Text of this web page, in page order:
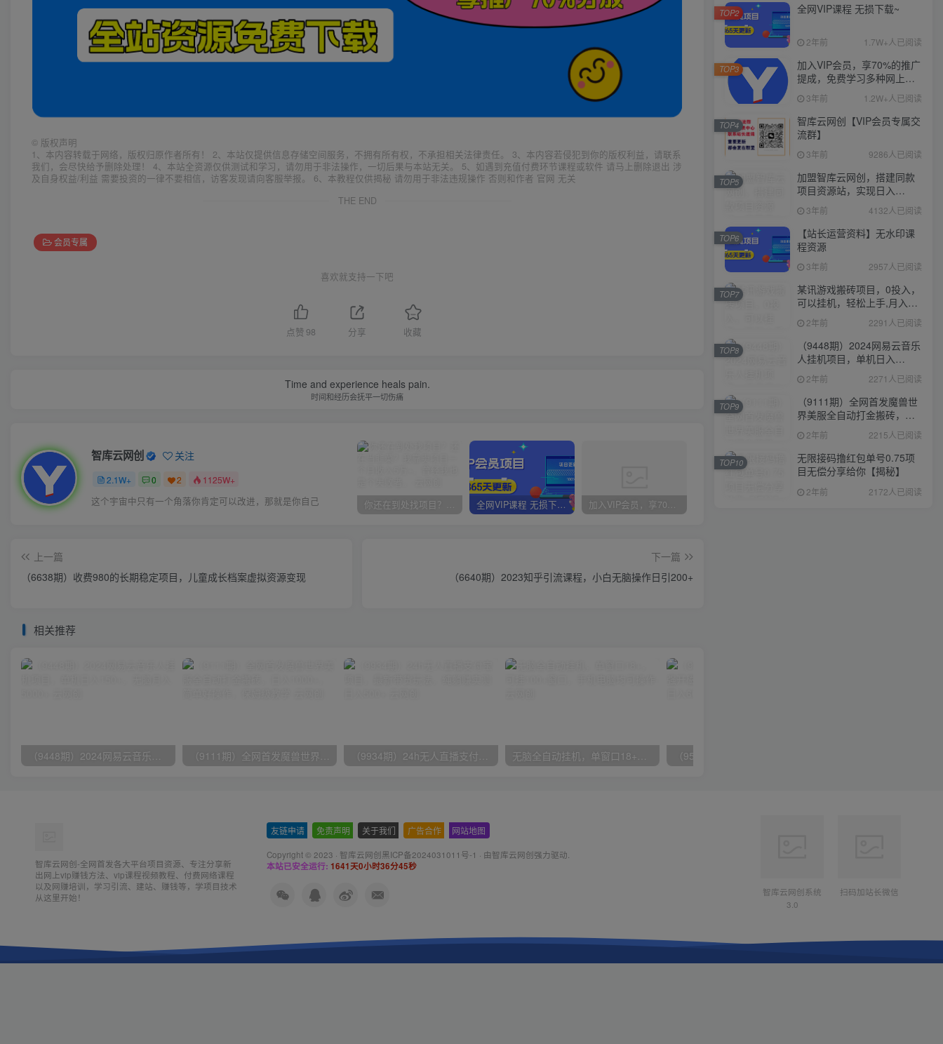
© 版权声明
1、本内容转载于网络，版权归原作者所有！ 2、本站仅提供信息存储空间服务，不拥有所有权，不承担相关法律责任。 3、本内容若侵犯到你的版权利益，请联系
我们，会尽快给予删除处理！ 4、本站全资源仅供测试和学习，请勿用于非法操作，一切后果与本站无关。 5、如遇到充值付费环节课程或软件 请马上删除退出 涉
及自身权益/利益 需要投资的一律不要相信，访客发现请向客服举报。 6、本教程仅供揭秘 请勿用于非法违规操作 否则和作者 官网 无关
THE END
会员专属
喜欢就支持一下吧
点赞 98 分享 收藏
Time and experience heals pain.
时间和经历会抚平一切伤痛
智库云网创 关注
2.1W+ 0 2 1125W+
这个宇宙中只有一个角落你肯定可以改进，那就是你自己 你还在到处找项目？还在当韭菜？我靠卖项目一个月收入5万+，曾经我也是个失败者。 全网VIP课程 无损下载~ 加入VIP会员，享70%的推广提成，免费学习多种网上创业课程，菜鸟秒变大神！
上一篇
（6638期）收费980的长期稳定项目，儿童成长档案虚拟资源变现
下一篇
（6640期）2023知乎引流课程，小白无脑操作日引200+
相关推荐
（9448期）2024网易云音乐人挂机项目，单机日入150+，无脑月入5000+ （9111期）全网首发魔兽世界美服全自动打金搬砖，日入1000+，简单好操作，保姆级教学 （9934期）24h无人直播支付宝项目，最新带货玩法，纯躺赚实测日入500+ 无脑全自动挂机，单窗口18+，可挂100+窗口，手机电脑均可操作
全网VIP课程 无损下载~
2年前 1.7W+人已阅读
TOP2
加入VIP会员，享70%的推广
提成，免费学习多种网上创
业课程，菜鸟秒变大神！
3年前 1.2W+人已阅读
TOP3
智库云网创【VIP会员专属交
流群】
3年前 9286人已阅读
TOP4
加盟智库云网创，搭建同款
项目资源站，实现日入
2000+
3年前 4132人已阅读
TOP5
【站长运营资料】无水印课
程资源
3年前 2957人已阅读
TOP6
某讯游戏搬砖项目，0投入，
可以挂机，轻松上手,月入
3000+上不封顶
2年前 2291人已阅读
TOP7
（9448期）2024网易云音乐
人挂机项目，单机日入
150+，无脑月入5000+
2年前 2271人已阅读
TOP8
（9111期）全网首发魔兽世
界美服全自动打金搬砖，日
入1000+，简单好操作，保
姆级教学
2年前 2215人已阅读
TOP9
无限接码撸红包单号0.75项
目无偿分享给你【揭秘】
2年前 2172人已阅读
TOP10
智库云网创-全网首发各大平台项目资源、专注分享新
出网上vip赚钱方法、vip课程视频教程、付费网络课程
以及网赚培训，学习引流、建站、赚钱等，学项目技术
从这里开始！
友链申请 免责声明 关于我们 广告合作 网站地图
Copyright © 2023 · 智库云网创黑ICP备2024031011号-1 · 由智库云网创强力驱动.
本站已安全运行: 1641天0小时36分46秒
智库云网创系统
3.0
扫码加站长微信